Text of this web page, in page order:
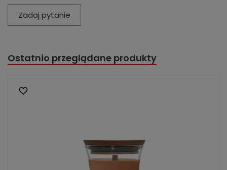
Zadaj pytanie
Ostatnio przeglądane produkty